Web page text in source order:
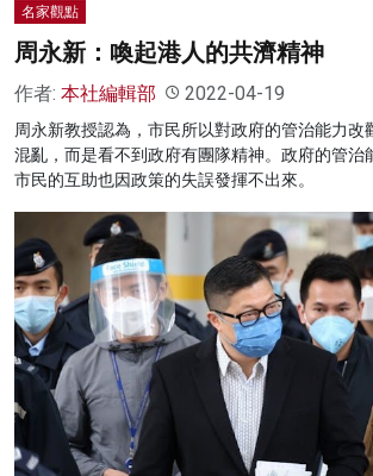
名家觀點
周永新：喚起港人的共濟精神
作者: 本社編輯部 2022-04-19
周永新教授認為，市民所以對政府的管治能力改
混亂，而是看不到政府有團隊精神。政府的管治
市民的互助也因政策的失誤發揮不出來。